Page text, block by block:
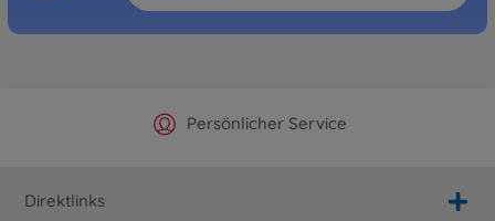
Offizieller Hersteller Shop
Persönlicher Service
Versandkostenfrei ab 25€
Schnelle Lieferung
Direktlinks